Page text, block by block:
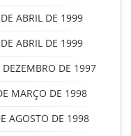
ABRIL DE 1999
ABRIL DE 1999
DE 1997
MARÇO DE 1998
AGOSTO DE 1998